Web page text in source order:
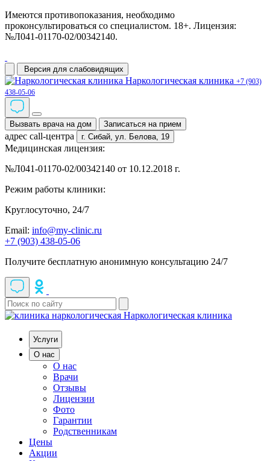
Имеются противопоказания, необходимо
проконсультироваться со специалистом. 18+. Лицензия:
№Л041-01170-02/00342140.
Версия для слабовидящих
Наркологическая клиника +7 (903)
438-05-06
Вызвать врача на дом Записаться на прием
адрес call-центра г. Сибай, ул. Белова, 19
Медицинская лицензия:
№Л041-01170-02/00342140 от 10.12.2018 г.
Режим работы клиники:
Круглосуточно, 24/7
Email: info@my-clinic.ru
+7 (903) 438-05-06
Получите бесплатную анонимную консультацию 24/7
Наркологическая клиника
Услуги
О нас
О нас
Врачи
Отзывы
Лицензии
Фото
Гарантии
Родственникам
Цены
Акции